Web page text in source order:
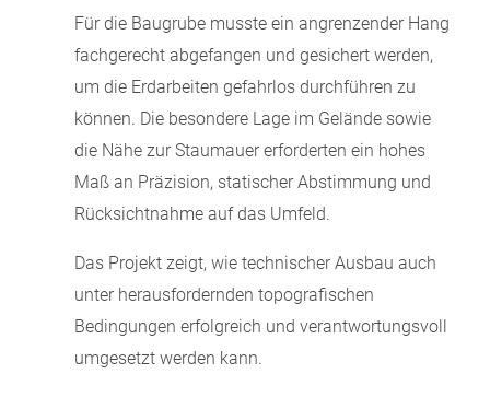
Für die Baugrube musste ein angrenzender Hang
fachgerecht abgefangen und gesichert werden,
um die Erdarbeiten gefahrlos durchführen zu
können. Die besondere Lage im Gelände sowie
die Nähe zur Staumauer erforderten ein hohes
Maß an Präzision, statischer Abstimmung und
Rücksichtnahme auf das Umfeld.
Das Projekt zeigt, wie technischer Ausbau auch
unter herausfordernden topografischen
Bedingungen erfolgreich und verantwortungsvoll
umgesetzt werden kann.